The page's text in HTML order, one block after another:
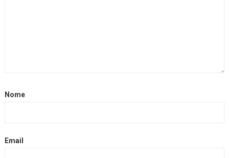
Nome
Email